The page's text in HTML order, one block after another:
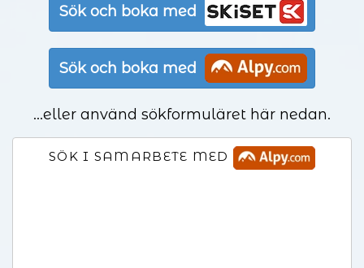
Sök och boka med
Sök och boka med
...eller använd sökformuläret här nedan.
SÖK I SAMARBETE MED